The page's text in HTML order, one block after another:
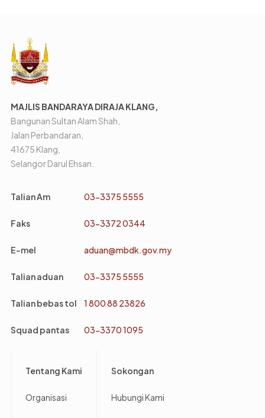
MAJLIS BANDARAYA DIRAJA KLANG,
Bangunan Sultan Alam Shah,
Jalan Perbandaran,
41675 Klang,
Selangor Darul Ehsan.
Talian Am 03-3375 5555
Faks 03-3372 0344
E-mel aduan@mbdk.gov.my
Talian aduan 03-3375 5555
Talian bebas tol 1 800 88 23826
Squad pantas 03-3370 1095
Tentang Kami
Organisasi
Sokongan
Hubungi Kami